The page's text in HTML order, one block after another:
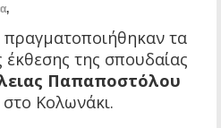
,
πραγματοποιήθηκαν τα
έκθεσης της σπουδαίας
Παπαποστόλου
στο Κολωνάκι.